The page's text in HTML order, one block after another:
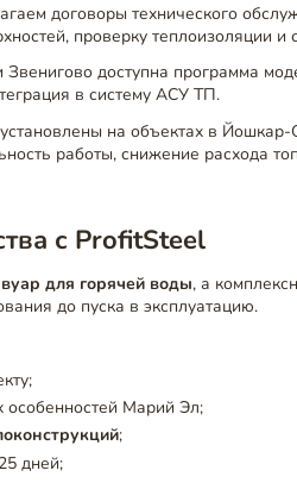
договоры технического
проверку теплоизоляции
доступна программа
в систему АСУ ТП.
на объектах в
работы, снижение расхода
с ProfitSteel
для горячей воды, а
до пуска в эксплуатацию.
особенностей Марий Эл;
;
дней;